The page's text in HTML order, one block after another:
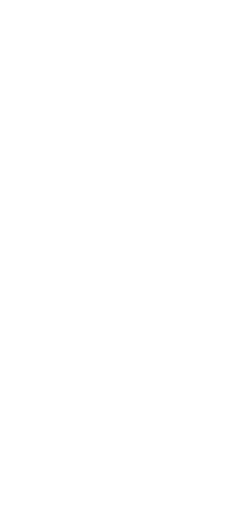
miatt
öngyilkossági